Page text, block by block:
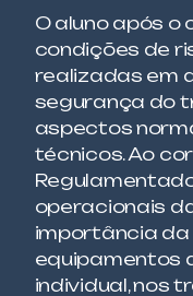
O aluno após
condições de
realizadas em
segurança do
aspectos
técnicos. Ao
operacionais
importância
equipamentos
individual, nos